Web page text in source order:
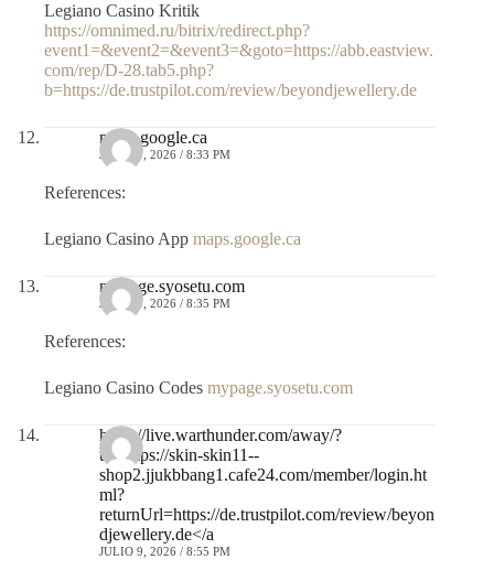
Legiano Casino Kritik
https://omnimed.ru/bitrix/redirect.php?
event1=&event2=&event3=&goto=https://abb.eastview.
com/rep/D-28.tab5.php?
b=https://de.trustpilot.com/review/beyondjewellery.de
maps.google.ca
JULIO 9, 2026 / 8:33 PM
References:
Legiano Casino App maps.google.ca
mypage.syosetu.com
JULIO 9, 2026 / 8:35 PM
References:
Legiano Casino Codes mypage.syosetu.com
https://live.warthunder.com/away/?
to=https://skin-skin11--
shop2.jjukbbang1.cafe24.com/member/login.ht
ml?
returnUrl=https://de.trustpilot.com/review/beyon
djewellery.de</a
JULIO 9, 2026 / 8:55 PM